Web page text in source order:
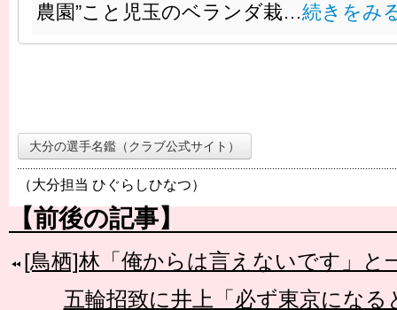
農園”こと児玉のベランダ栽…続きをみ
大分の選手名鑑（クラブ公式サイト）
（大分担当 ひぐらしひなつ）
【前後の記事】
[鳥栖]林「俺からは言えないです」
五輪招致に井上「必ず東京にな